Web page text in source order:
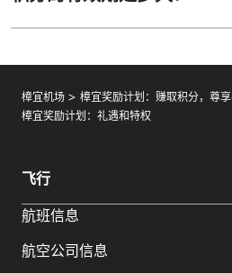
樟宜机场
樟宜奖励计划：赚取积分，尊
樟宜奖励计划：礼遇和特权
飞行
航班信息
航空公司信息